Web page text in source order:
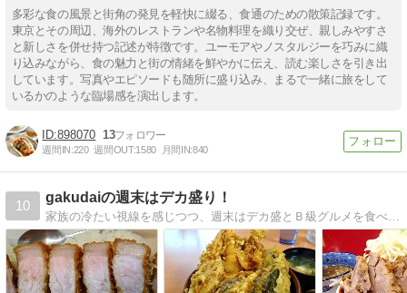
多彩な食の風景と街角の発見を軽快に綴る、食通のための散策記録です。
東京とその周辺、海外のレストランや名物料理を織り交ぜ、親しみやすさ
と新しさを併せ持つ記述が特徴です。ユーモアやノスタルジーを巧みに織
り込みながら、食の魅力と街の情緒を鮮やかに伝え、読む楽しさを引き出
しています。写真やエピソードも随所に盛り込み、まるで一緒に旅をして
いるかのような臨場感を演出します。
898070 13
週間IN:220 週間OUT:1580 月間IN:840
10
gakudaiの週末はデカ盛り！
家族の冷たい視線を感じつつ、週末はデカ盛とＢ級グルメを食べ歩いています！